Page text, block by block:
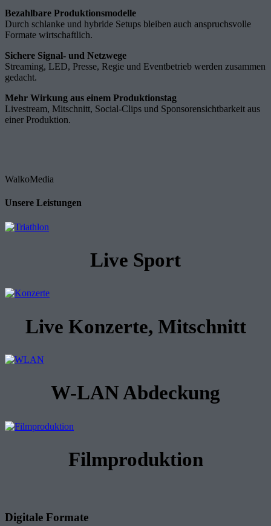
Bezahlbare Produktionsmodelle
Durch schlanke und hybride Setups bleiben auch anspruchsvolle
Formate wirtschaftlich.
Sichere Signal- und Netzwege
Streaming, LED, Presse, Regie und Eventbetrieb werden zusammen
gedacht.
Mehr Wirkung aus einem Produktionstag
Livestream, Mitschnitt, Social-Clips und Sponsorensichtbarkeit aus
einer Produktion.
WalkoMedia
Unsere Leistungen
Live Sport
Live Konzerte, Mitschnitt
W-LAN Abdeckung
Filmproduktion
Digitale Formate